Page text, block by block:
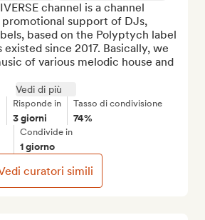
channel is a channel
support of DJs,
based on the Polyptych label
since 2017. Basically, we
of various melodic house and
Vedi di più
Risponde in
3 giorni
Tasso di condivisione
74%
Condivide in
1 giorno
curatori simili